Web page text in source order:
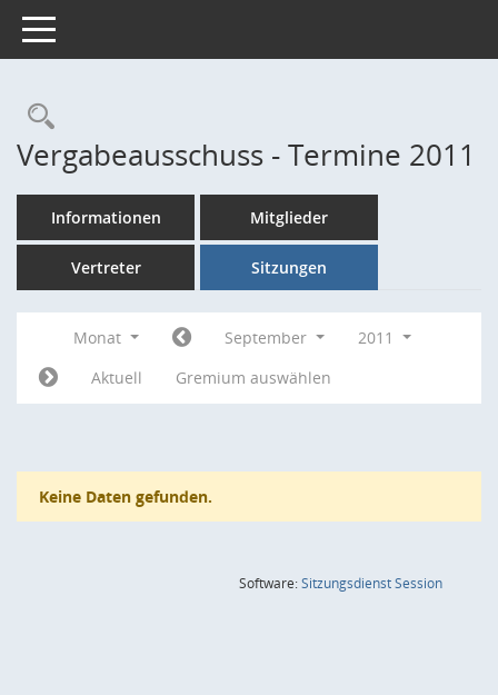
Toggle navigation
Rechercheauswahl
Vergabeausschuss - Termine 2011
Informationen Mitglieder
Vertreter Sitzungen
Monat September
2011
Aktuell
Gremium auswählen
Keine Daten gefunden.
Software:SitzungsdienstSession(Wird in